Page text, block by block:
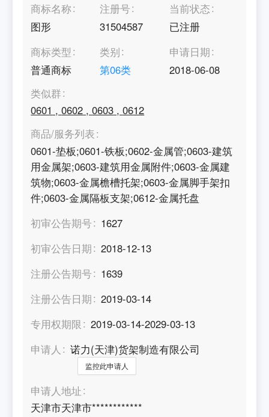
商标名称
图形
注册号
31504587
当前状态
已注册
商标类型
普通商标
类别
第06类
申请日期
2018-06-08
类似群
0601 ,0602 ,0603 ,0612
商品/服务列表
0601-垫板;0601-铁板;0602-金属管;0603-建筑
用金属架;0603-建筑用金属附件;0603-金属建
筑物;0603-金属檐槽托架;0603-金属脚手架扣
件;0603-金属隔板支架;0612-金属托盘
初审公告期号
1627
初审公告日期
2018-12-13
注册公告期号
1639
注册公告日期
2019-03-14
专用权期限
2019-03-14-2029-03-13
申请人
诺力(天津)货架制造有限公司
监控此申请人
申请人地址
天津市天津市************